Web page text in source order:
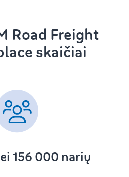
Road Freight
skaičiai
156 000 narių